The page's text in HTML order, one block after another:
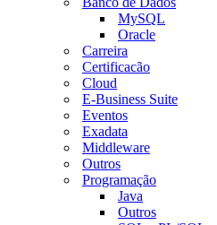
MySQL
Oracle
Carreira
Certificacão
Cloud
E-Business Suite
Eventos
Exadata
Middleware
Outros
Programação
Java
Outros